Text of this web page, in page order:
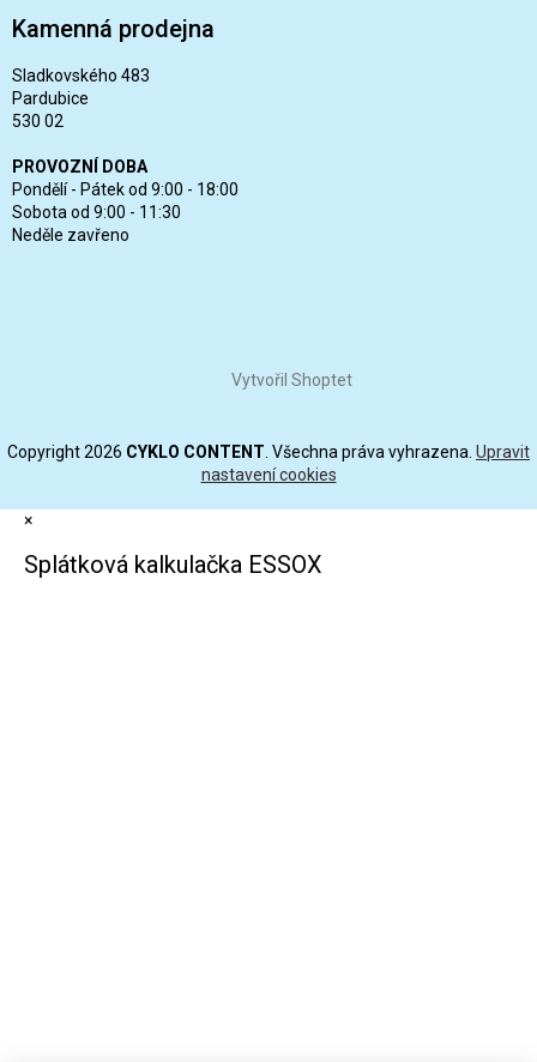
Kamenná prodejna
Sladkovského 483
Pardubice
530 02
PROVOZNÍ DOBA
Pondělí - Pátek od 9:00 - 18:00
Sobota od 9:00 - 11:30
Neděle zavřeno
Vytvořil Shoptet
Copyright 2026 CYKLO CONTENT . Všechna práva vyhrazena. Upravit
nastavení cookies
×
Splátková kalkulačka ESSOX